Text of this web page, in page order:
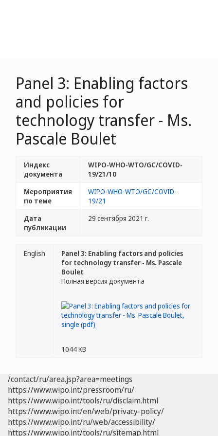
Panel 3: Enabling factors
and policies for
technology transfer - Ms.
Pascale Boulet
Индекс
документа
WIPO-WHO-WTO/GC/COVID-
19/21/10
Мероприятия
по теме
WIPO-WHO-WTO/GC/COVID-
19/21
Дата
публикации
29 сентября 2021 г.
English
Panel 3: Enabling factors and policies
for technology transfer - Ms. Pascale
Boulet
Полная версия документа
1044 KB
/contact/ru/area.jsp?area=meetings
https://www.wipo.int/pressroom/ru/
https://www.wipo.int/tools/ru/disclaim.html
https://www.wipo.int/en/web/privacy-policy/
https://www.wipo.int/ru/web/accessibility/
https://www.wipo.int/tools/ru/sitemap.html